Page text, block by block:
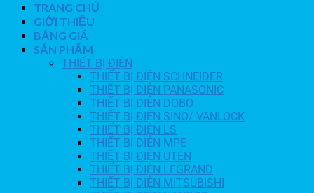
TRANG CHỦ
GIỚI THIỆU
BẢNG GIÁ
SẢN PHẨM
THIẾT BỊ ĐIỆN
THIẾT BỊ ĐIỆN SCHNEIDER
THIẾT BỊ ĐIỆN PANASONIC
THIẾT BỊ ĐIỆN DOBO
THIẾT BỊ ĐIỆN SINO/ VANLOCK
THIẾT BỊ ĐIỆN LS
THIẾT BỊ ĐIỆN MPE
THIẾT BỊ ĐIỆN UTEN
THIẾT BỊ ĐIỆN LEGRAND
THIẾT BỊ ĐIỆN MITSUBISHI